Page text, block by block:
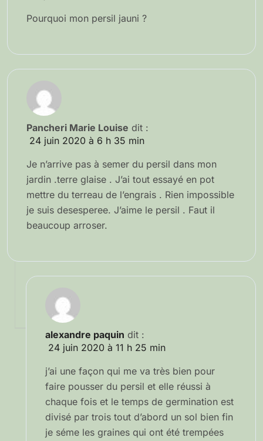
Pourquoi mon persil jauni ?
Pancheri Marie Louise dit :
24 juin 2020 à 6 h 35 min
Je n’arrive pas à semer du persil dans mon
jardin .terre glaise . J’ai tout essayé en pot
mettre du terreau de l’engrais . Rien impossible
je suis desesperee. J’aime le persil . Faut il
beaucoup arroser.
alexandre paquin dit :
24 juin 2020 à 11 h 25 min
j’ai une façon qui me va très bien pour
faire pousser du persil et elle réussi à
chaque fois et le temps de germination est
divisé par trois tout d’abord un sol bien fin
je séme les graines qui ont été trempées